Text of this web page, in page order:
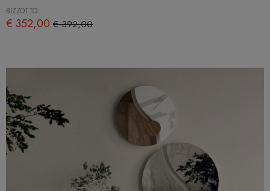
BIZZOTTO
€ 352,00 € 392,00